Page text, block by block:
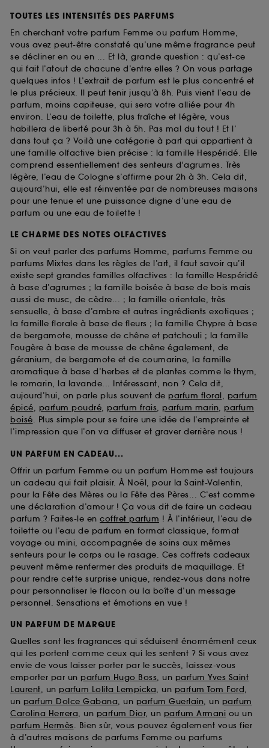
TOUTES LES INTENSITÉS DES PARFUMS
En cherchant votre parfum Femme ou parfum Homme,
vous avez peut-être constaté qu’une même fragrance peut
se décliner en ou en ... Et là, grande question : qu’est-ce
qui fait l’atout de chacune d’entre elles ? On vous partage
quelques infos ! L’extrait de parfum est le plus concentré et
le plus précieux. Il peut tenir jusqu’à 8h. Puis vient l’eau de
parfum, moins capiteuse, qui sera votre alliée pour 4h
environ. L’eau de toilette, plus fraîche et légère, vous
habillera de liberté pour 3h à 5h. Pas mal du tout ! Et l’
dans tout ça ? Voilà une catégorie à part qui appartient à
une famille olfactive bien précise : la famille Hespéridé. Elle
comprend essentiellement des senteurs d'agrumes. Très
légère, l’eau de Cologne s’affirme pour 2h à 3h. Cela dit,
aujourd’hui, elle est réinventée par de nombreuses maisons
pour une tenue et une puissance digne d’une eau de
parfum ou une eau de toilette !
LE CHARME DES NOTES OLFACTIVES
Si on veut parler des parfums Homme, parfums Femme ou
parfums Mixtes dans les règles de l’art, il faut savoir qu’il
existe sept grandes familles olfactives : la famille Hespéridé
à base d’agrumes ; la famille boisée à base de bois mais
aussi de musc, de cèdre... ; la famille orientale, très
sensuelle, à base d’ambre et autres ingrédients exotiques ;
la famille florale à base de fleurs ; la famille Chypre à base
de bergamote, mousse de chêne et patchouli ; la famille
Fougère à base de mousse de chêne également, de
géranium, de bergamote et de coumarine, la famille
aromatique à base d’herbes et de plantes comme le thym,
le romarin, la lavande... Intéressant, non ? Cela dit,
aujourd’hui, on parle plus souvent de parfum floral, parfum
épicé, parfum poudré, parfum frais, parfum marin, parfum
boisé. Plus simple pour se faire une idée de l’empreinte et
l’impression que l’on va diffuser et graver derrière nous !
UN PARFUM EN CADEAU...
Offrir un parfum Femme ou un parfum Homme est toujours
un cadeau qui fait plaisir. À Noël, pour la Saint-Valentin,
pour la Fête des Mères ou la Fête des Pères... C’est comme
une déclaration d’amour ! Ça vous dit de faire un cadeau
parfum ? Faites-le en coffret parfum ! À l’intérieur, l’eau de
toilette ou l’eau de parfum en format classique, format
voyage ou mini, accompagnée de soins aux mêmes
senteurs pour le corps ou le rasage. Ces coffrets cadeaux
peuvent même renfermer des produits de maquillage. Et
pour rendre cette surprise unique, rendez-vous dans notre
pour personnaliser le flacon ou la boîte d’un message
personnel. Sensations et émotions en vue !
UN PARFUM DE MARQUE
Quelles sont les fragrances qui séduisent énormément ceux
qui les portent comme ceux qui les sentent ? Si vous avez
envie de vous laisser porter par le succès, laissez-vous
emporter par un parfum Hugo Boss, un parfum Yves Saint
Laurent, un parfum Lolita Lempicka, un parfum Tom Ford,
un parfum Dolce Gabana, un parfum Guerlain, un parfum
Carolina Herrera, un parfum Dior, un parfum Armani ou un
parfum Hermès. Bien sûr, vous pouvez également vous fier
à d’autres maisons de parfums Femme ou parfums